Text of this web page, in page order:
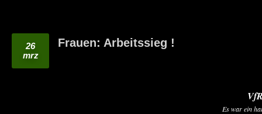
26
mrz
Frauen: Arbeitssieg !
Es war ein